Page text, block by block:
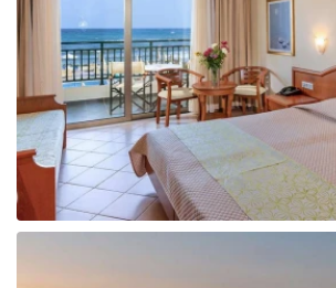
Tanzānija
Bulgārija
Melnkalne
Šrilanka
Tunisija